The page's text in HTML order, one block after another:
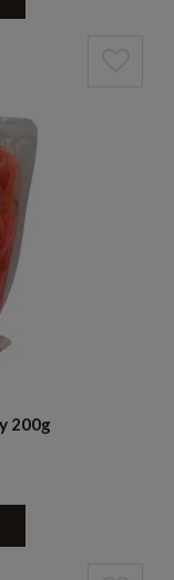
200g